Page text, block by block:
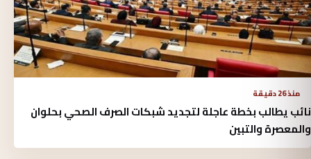
منذ 26 دقيقة
نائب يطالب بخطة عاجلة لتجديد شبكات الصرف الصحي بحلوان
والمعصرة والتبين